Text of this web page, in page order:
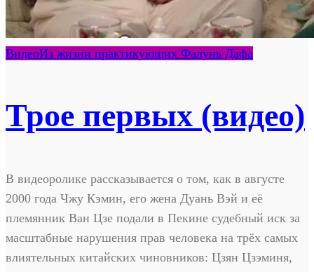
ВидеоИз жизни практикующих Фалунь Дафа
Трое первых (видео)
В видеоролике рассказывается о том, как в августе
2000 года Чжу Кэмин, его жена Дуань Вэй и её
племянник Ван Цзе подали в Пекине судебный иск за
масштабные нарушения прав человека на трёх самых
влиятельных китайских чиновников: Цзян Цзэминя,